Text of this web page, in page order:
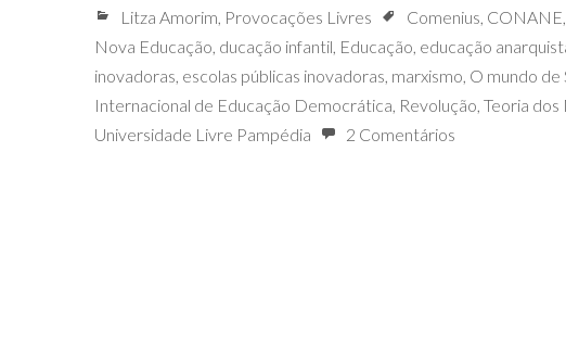
Litza Amorim, Provocações Livres Comenius, CONANE,
Nova Educação, ducação infantil, Educação, educação
inovadoras, escolas públicas inovadoras, marxismo, O mundo de
Internacional de Educação Democrática, Revolução, Teoria
Universidade Livre Pampédia
2 Comentários